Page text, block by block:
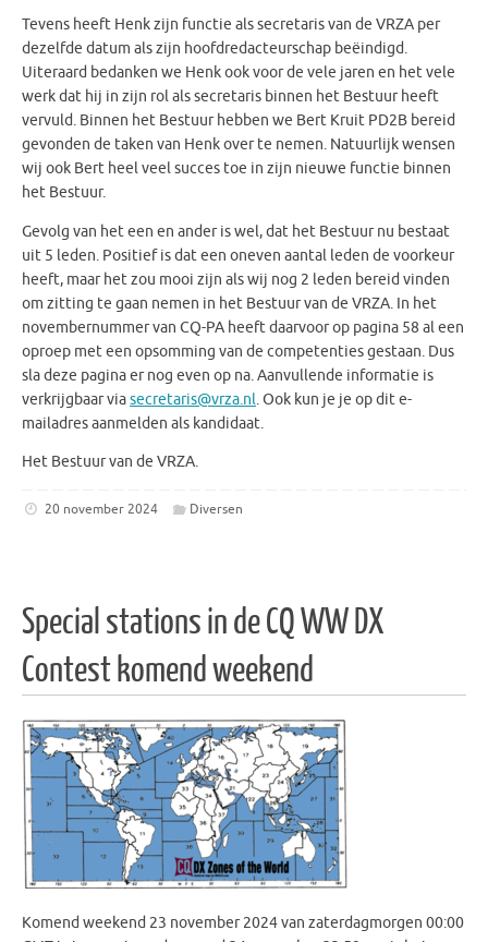
Tevens heeft Henk zijn functie als secretaris van de VRZA per
dezelfde datum als zijn hoofdredacteurschap beëindigd.
Uiteraard bedanken we Henk ook voor de vele jaren en het vele
werk dat hij in zijn rol als secretaris binnen het Bestuur heeft
vervuld. Binnen het Bestuur hebben we Bert Kruit PD2B bereid
gevonden de taken van Henk over te nemen. Natuurlijk wensen
wij ook Bert heel veel succes toe in zijn nieuwe functie binnen
het Bestuur.
Gevolg van het een en ander is wel, dat het Bestuur nu bestaat
uit 5 leden. Positief is dat een oneven aantal leden de voorkeur
heeft, maar het zou mooi zijn als wij nog 2 leden bereid vinden
om zitting te gaan nemen in het Bestuur van de VRZA. In het
novembernummer van CQ-PA heeft daarvoor op pagina 58 al een
oproep met een opsomming van de competenties gestaan. Dus
sla deze pagina er nog even op na. Aanvullende informatie is
verkrijgbaar viasecretaris@vrza.nl. Ook kun je je op dit e-
mailadres aanmelden als kandidaat.
Het Bestuur van de VRZA.
20 november 2024 Diversen
Special stations in de CQ WW DX
Contest komend weekend
Komend weekend 23 november 2024 van zaterdagmorgen 00:00